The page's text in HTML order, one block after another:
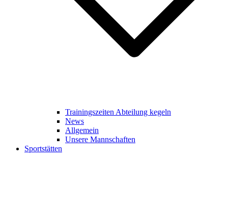
Trainingszeiten Abteilung kegeln
News
Allgemein
Unsere Mannschaften
Sportstätten